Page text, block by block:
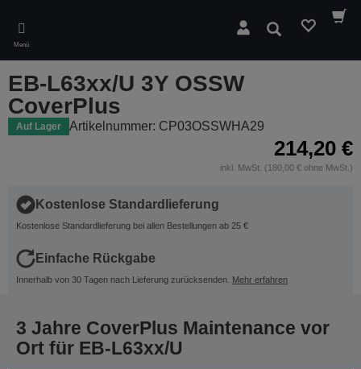
main
content
Menü
Suchen
EB-L63xx/U 3Y OSSW
CoverPlus
Auf Lager Artikelnummer: CP03OSSWHA29
214,20 €
inkl. MwSt. (180,00 € ohne MwSt.)
Kostenlose Standardlieferung
Kostenlose Standardlieferung bei allen Bestellungen ab 25 €
Einfache Rückgabe
Innerhalb von 30 Tagen nach Lieferung zurücksenden. Mehr erfahren
3 Jahre CoverPlus Maintenance vor
Ort für EB-L63xx/U